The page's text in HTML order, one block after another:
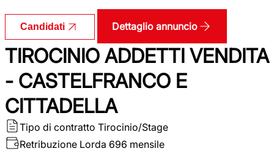
Candidati Dettaglio annuncio
TIROCINIO ADDETTI VENDITA
- CASTELFRANCO E
CITTADELLA
Tipo di contratto Tirocinio/Stage
Retribuzione Lorda 696 mensile